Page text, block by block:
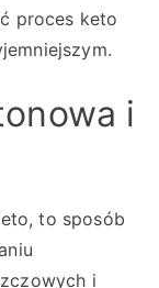
proces keto
i
to sposób
i